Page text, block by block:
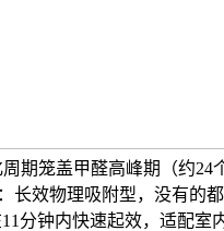
期笼盖甲醛高峰期（约24
长效物理吸附型，没有的
分钟内快速起效，适配室